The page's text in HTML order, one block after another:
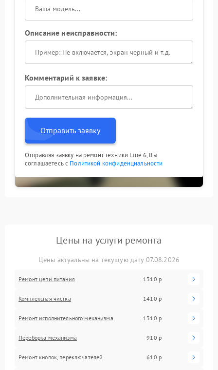
Описание неисправности:
Комментарий к заявке:
Отправить заявку
Отправляя заявку на ремонт техники Line 6, Вы
соглашаетесь с Политикой конфиденциальности
Цены на услуги ремонта
Цены актуальны на текущую дату 07.08.2026
Ремонт цепи питания 1310 р
Комплексная чистка 1410 р
Ремонт исполнительного механизма 1310 р
Переборка механизма 910 р
Ремонт кнопок, переключателей 610 р